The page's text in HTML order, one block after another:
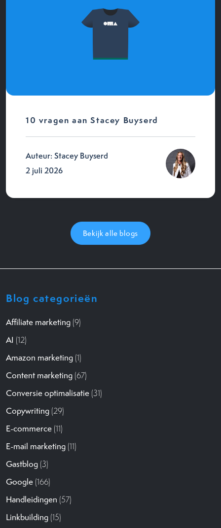
10 vragen aan Stacey Buyserd
Auteur: Stacey Buyserd
2 juli 2026
Bekijk alle blogs
Blog categorieën
Affiliate marketing (9)
AI (12)
Amazon marketing (1)
Content marketing (67)
Conversie optimalisatie (31)
Copywriting (29)
E-commerce (11)
E-mail marketing (11)
Gastblog (3)
Google (166)
Handleidingen (57)
Linkbuilding (15)